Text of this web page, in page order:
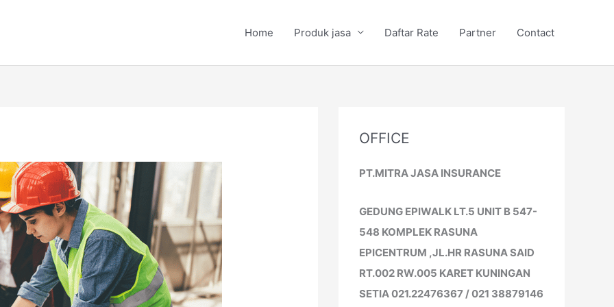
Home Produk jasa Daftar Rate Partner Contact
OFFICE
PT.MITRA JASA INSURANCE
GEDUNG EPIWALK LT.5 UNIT B 547-
548 KOMPLEK RASUNA
EPICENTRUM ,JL.HR RASUNA SAID
RT.002 RW.005 KARET KUNINGAN
SETIA 021.22476367 / 021 38879146